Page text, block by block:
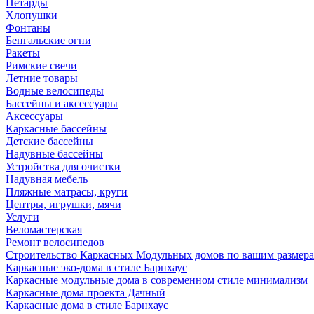
Петарды
Хлопушки
Фонтаны
Бенгальские огни
Ракеты
Римские свечи
Летние товары
Водные велосипеды
Бассейны и аксессуары
Аксессуары
Каркасные бассейны
Детские бассейны
Надувные бассейны
Устройства для очистки
Надувная мебель
Пляжные матрасы, круги
Центры, игрушки, мячи
Услуги
Веломастерская
Ремонт велосипедов
Строительство Каркасных Модульных домов по вашим
Каркасные эко-дома в стиле Барнхаус
Каркасные модульные дома в современном стиле минимализм
Каркасные дома проекта Дачный
Каркасные дома в стиле Барнхаус